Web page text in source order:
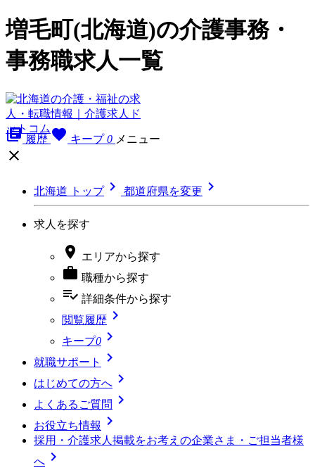
増毛町(北海道)の介護事務・
事務職求人一覧
library_books 履歴 favorite キープ 0 メニュー

北海道 トップ 都道府県を変更 
求人を探す
 エリアから探す
 職種から探す
playlist_add_check 詳細条件から探す
閲覧履歴 
キープ0 
就職サポート 
はじめての方へ 
よくあるご質問 
お役立ち情報 
採用・介護求人掲載をお考えの企業さま・ご担当者様
へ 